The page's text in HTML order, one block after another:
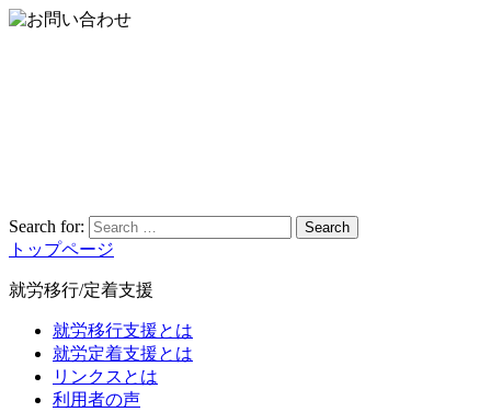
Search for: Search
トップページ
就労移行/定着支援
就労移行支援とは
就労定着支援とは
リンクスとは
利用者の声